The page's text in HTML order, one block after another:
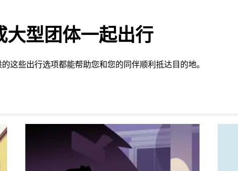
大型团体一起出行
这些出行选项都能帮助您和您的同伴顺利抵达目的地。